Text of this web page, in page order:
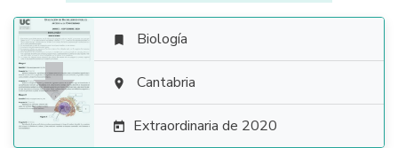

 Biología
 Cantabria
 Extraordinaria de 2020